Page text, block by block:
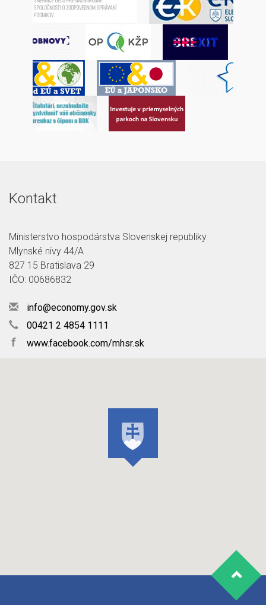
Kontakt
Ministerstvo hospodárstva Slovenskej republiky
Mlynské nivy 44/A
827 15 Bratislava 29
IČO: 00686832
info@economy.gov.sk
00421 2 4854 1111
f www.facebook.com/mhsr.sk